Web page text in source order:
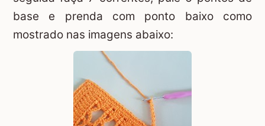
base e prenda com ponto baixo como
mostrado nas imagens abaixo: